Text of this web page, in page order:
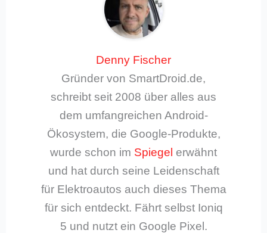
Denny Fischer
Gründer von SmartDroid.de,
schreibt seit 2008 über alles aus
dem umfangreichen Android-
Ökosystem, die Google-Produkte,
wurde schon im Spiegel erwähnt
und hat durch seine Leidenschaft
für Elektroautos auch dieses Thema
für sich entdeckt. Fährt selbst Ioniq
5 und nutzt ein Google Pixel.